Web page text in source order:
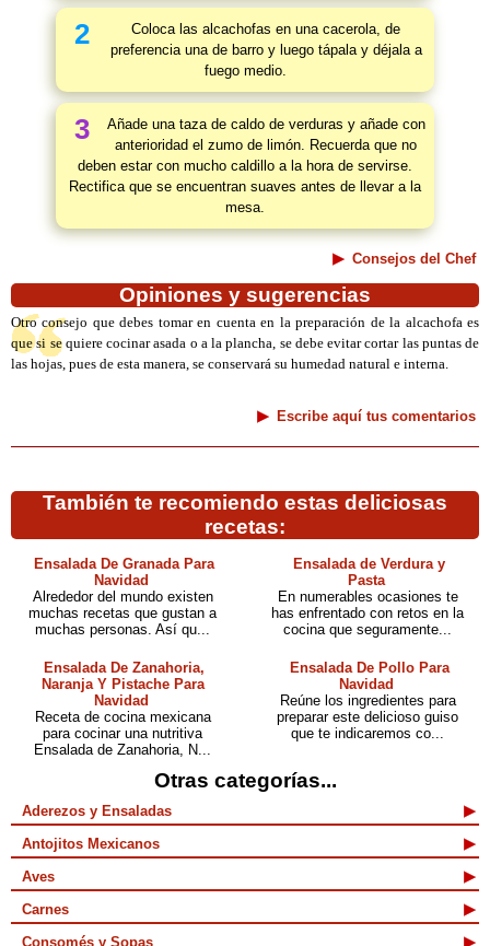
2
Coloca las alcachofas en una cacerola, de
preferencia una de barro y luego tápala y déjala a
fuego medio.
3
Añade una taza de caldo de verduras y añade con
anterioridad el zumo de limón. Recuerda que no
deben estar con mucho caldillo a la hora de servirse.
Rectifica que se encuentran suaves antes de llevar a la
mesa.
Consejos del Chef
Opiniones y sugerencias
Otro consejo que debes tomar en cuenta en la preparación de la alcachofa es
que si se quiere cocinar asada o a la plancha, se debe evitar cortar las puntas de
las hojas, pues de esta manera, se conservará su humedad natural e interna.
Escribe aquí tus comentarios
También te recomiendo estas deliciosas
recetas:
Ensalada De Granada Para
Navidad
Alrededor del mundo existen
muchas recetas que gustan a
muchas personas. Así qu...
Ensalada de Verdura y
Pasta
En numerables ocasiones te
has enfrentado con retos en la
cocina que seguramente...
Ensalada De Zanahoria,
Naranja Y Pistache Para
Navidad
Receta de cocina mexicana
para cocinar una nutritiva
Ensalada de Zanahoria, N...
Ensalada De Pollo Para
Navidad
Reúne los ingredientes para
preparar este delicioso guiso
que te indicaremos co...
Otras categorías...
Aderezos y Ensaladas
Antojitos Mexicanos
Aves
Carnes
Consomés y Sopas